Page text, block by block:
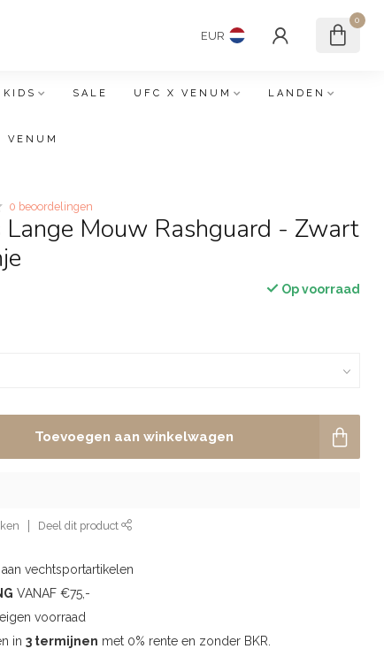
EUR
0
KIDS SALE UFC X VENUM LANDEN
VENUM
0 beoordelingen
Lange Mouw Rashguard - Zwart
Op voorraad
Toevoegen aan winkelwagen
Deel dit product
vechtsportartikelen
VANAF €75,-
voorraad
in3 termijnen met 0% rente en zonder BKR.